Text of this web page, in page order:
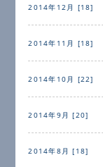
2014年12月 [18]
2014年11月 [18]
2014年10月 [22]
2014年9月 [20]
2014年8月 [18]